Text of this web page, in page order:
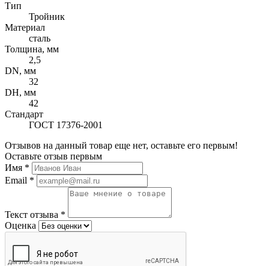
Тип
Тройник
Материал
сталь
Толщина, мм
2,5
DN, мм
32
DH, мм
42
Стандарт
ГОСТ 17376-2001
Отзывов на данный товар еще нет, оставьте его первым!
Оставьте отзыв первым
Имя *
Email *
Текст отзыва *
Оценка